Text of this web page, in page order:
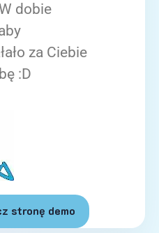
dobie
za Ciebie
:D
stronę demo